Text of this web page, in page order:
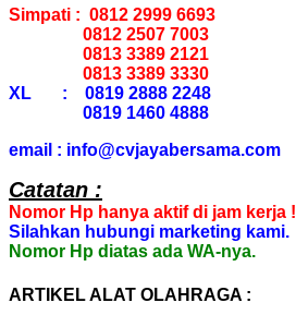
Simpati : 0812 2999 6693
0812 2507 7003
0813 3389 2121
0813 3389 3330
XL : 0819 2888 2248
0819 1460 4888
email : info@cvjayabersama.com
Catatan :
Nomor Hp hanya aktif di jam kerja !
Silahkan hubungi marketing kami.
Nomor Hp diatas ada WA-nya.
ARTIKEL ALAT OLAHRAGA :